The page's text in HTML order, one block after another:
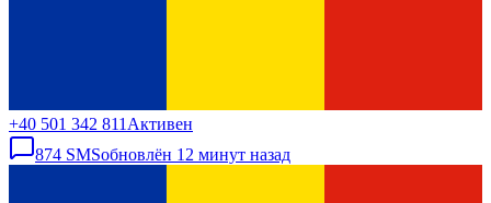
+40 501 342 811 Активен
874 SMSобновлён 12 минут назад